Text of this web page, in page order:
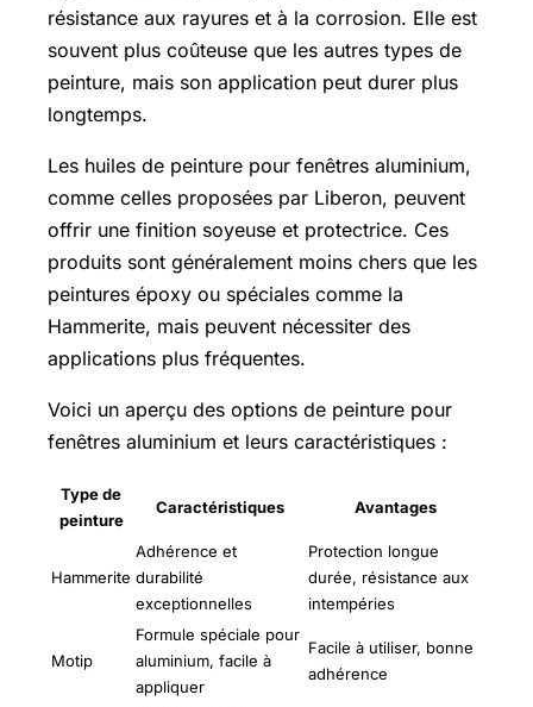
résistance aux rayures et à la corrosion. Elle est
souvent plus coûteuse que les autres types de
peinture, mais son application peut durer plus
longtemps.
Les huiles de peinture pour fenêtres aluminium,
comme celles proposées par Liberon, peuvent
offrir une finition soyeuse et protectrice. Ces
produits sont généralement moins chers que les
peintures époxy ou spéciales comme la
Hammerite, mais peuvent nécessiter des
applications plus fréquentes.
Voici un aperçu des options de peinture pour
fenêtres aluminium et leurs caractéristiques :
Type de
peinture
Caractéristiques Avantages
Hammerite
Adhérence et
durabilité
exceptionnelles
Protection longue
durée, résistance aux
intempéries
Motip
Formule spéciale pour
aluminium, facile à
appliquer
Facile à utiliser, bonne
adhérence